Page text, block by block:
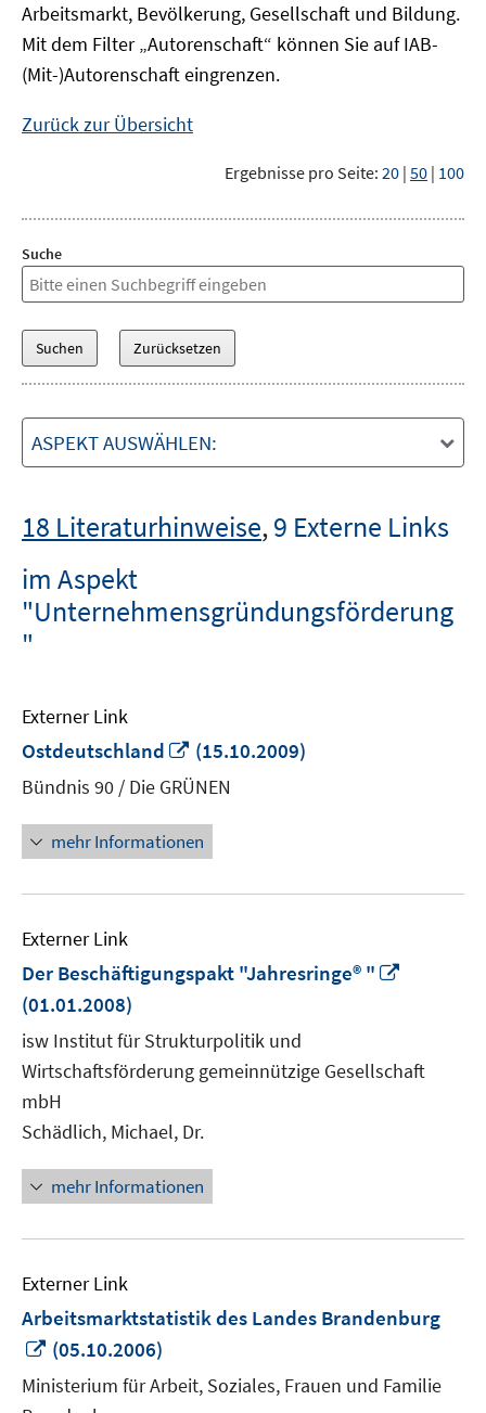
Arbeitsmarkt, Bevölkerung, Gesellschaft und Bildung.
Mit dem Filter „Autorenschaft“ können Sie auf IAB-
(Mit-)Autorenschaft eingrenzen.
Zurück zur Übersicht
Ergebnisse pro Seite: 20 | 50 | 100
Suche
ASPEKT AUSWÄHLEN:
18 Literaturhinweise,9 Externe Links
im Aspekt
"Unternehmensgründungsförderung
"
Externer Link
Ostdeutschland
In
neuem
Fenster
öffnen
(15.10.2009)
Bündnis 90 / Die GRÜNEN
mehr Informationen
Externer Link
Der Beschäftigungspakt "Jahresringe® "
(01.01.2008)
isw Institut für Strukturpolitik und
Wirtschaftsförderung gemeinnützige Gesellschaft
mbH
Schädlich, Michael, Dr.
mehr Informationen
Externer Link
Arbeitsmarktstatistik des Landes Brandenburg
In
neuem
Fenster
(05.10.2006)
Ministerium für Arbeit, Soziales, Frauen und Familie